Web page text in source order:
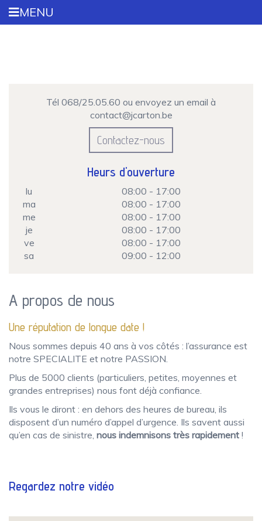
Aller
au
MENU
Tél 068/25.05.60 ou envoyez un email à
contact@jcarton.be
Contactez-nous
Heurs d'ouverture
lu
08:00 - 17:00
ma
08:00 - 17:00
me
08:00 - 17:00
je
08:00 - 17:00
ve
08:00 - 17:00
sa
09:00 - 12:00
A propos de nous
Une réputation de longue date !
Nous sommes depuis 40 ans à vos côtés : l’assurance est
notre SPECIALITE et notre PASSION.
Plus de 5000 clients (particuliers, petites, moyennes et
grandes entreprises) nous font déjà confiance.
Ils vous le diront : en dehors des heures de bureau, ils
disposent d’un numéro d’appel d’urgence. Ils savent aussi
qu’en cas de sinistre, nous indemnisons très rapidement !
Regardez notre vidéo